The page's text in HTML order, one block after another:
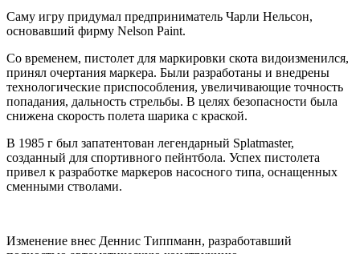
Саму игру придумал предприниматель Чарли Нельсон,
основавший фирму Nelson Paint.
Со временем, пистолет для маркировки скота видоизменился,
принял очертания маркера. Были разработаны и внедрены
технологические приспособления, увеличивающие точность
попадания, дальность стрельбы. В целях безопасности была
снижена скорость полета шарика с краской.
В 1985 г был запатентован легендарный Splatmaster,
созданный для спортивного пейнтбола. Успех пистолета
привел к разработке маркеров насосного типа, оснащенных
сменными стволами.
Изменение внес Деннис Типпманн, разработавший